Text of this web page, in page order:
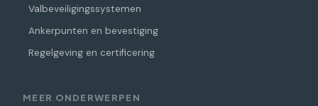
Valbeveiligingssystemen
Ankerpunten en bevestiging
Regelgeving en certificering
MEER ONDERWERPEN